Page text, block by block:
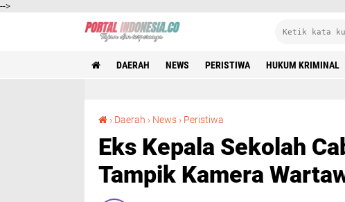
-->
DAERAH NEWS PERISTIWA HUKUM KRIMINAL
› Daerah › News › Peristiwa
Eks Kepala Sekolah
Tampik Kamera